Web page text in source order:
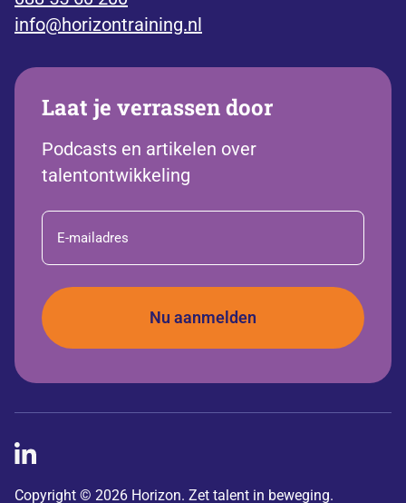
info@horizontraining.nl
Laat je verrassen door
Podcasts en artikelen over
talentontwikkeling
E-
mailadres
Copyright © 2026 Horizon. Zet talent in beweging.